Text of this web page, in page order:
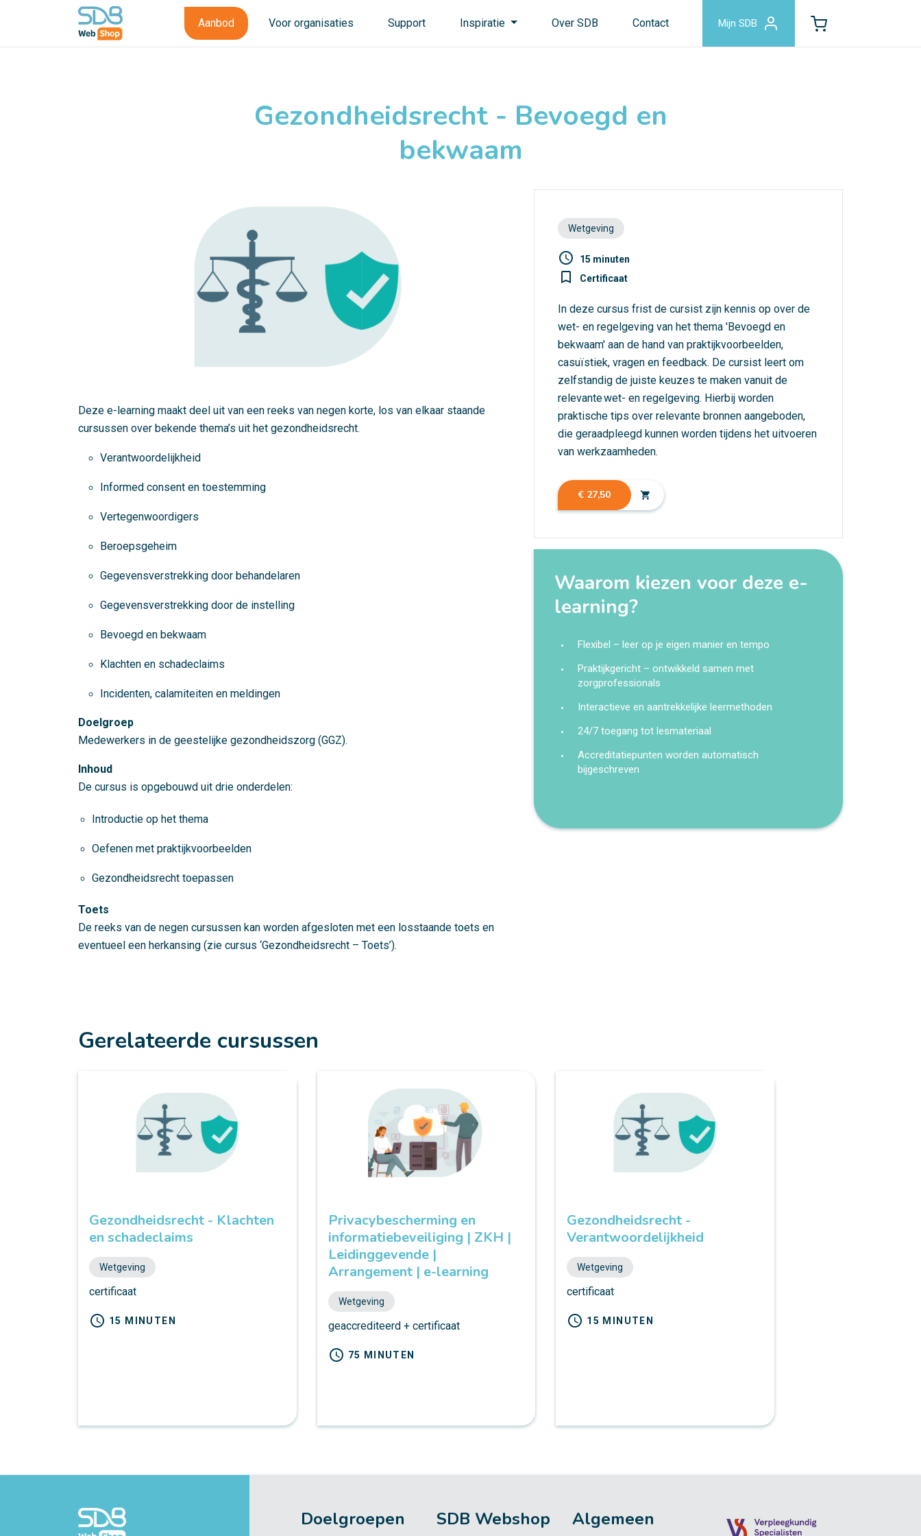
Aanbod Voor organisaties Support Inspiratie Over SDB Contact Mijn SDB
Gezondheidsrecht - Bevoegd en
bekwaam
Deze e-learning maakt deel uit van een reeks van negen korte, los van elkaar staande
cursussen over bekende thema’s uit het gezondheidsrecht.
Verantwoordelijkheid
Informed consent en toestemming
Vertegenwoordigers
Beroepsgeheim
Gegevensverstrekking door behandelaren
Gegevensverstrekking door de instelling
Bevoegd en bekwaam
Klachten en schadeclaims
Incidenten, calamiteiten en meldingen
Doelgroep
Medewerkers in de geestelijke gezondheidszorg (GGZ).
Inhoud
De cursus is opgebouwd uit drie onderdelen:
Introductie op het thema
Oefenen met praktijkvoorbeelden
Gezondheidsrecht toepassen
Toets
De reeks van de negen cursussen kan worden afgesloten met een losstaande toets en
eventueel een herkansing (zie cursus ‘Gezondheidsrecht – Toets’).
Wetgeving
access_time 15 minuten
turned_in_not Certificaat
In deze cursus frist de cursist zijn kennis op over de
wet- en regelgeving van het thema 'Bevoegd en
bekwaam' aan de hand van praktijkvoorbeelden,
casuïstiek, vragen en feedback. De cursist leert om
zelfstandig de juiste keuzes te maken vanuit de
relevante wet- en regelgeving. Hierbij worden
praktische tips over relevante bronnen aangeboden,
die geraadpleegd kunnen worden tijdens het uitvoeren
van werkzaamheden.
€ 27,50 shopping_cart
Waarom kiezen voor deze e-
learning?
Flexibel – leer op je eigen manier en tempo
Praktijkgericht – ontwikkeld samen met
zorgprofessionals
Interactieve en aantrekkelijke leermethoden
24/7 toegang tot lesmateriaal
Accreditatiepunten worden automatisch
bijgeschreven
Gerelateerde cursussen
Gezondheidsrecht - Klachten
en schadeclaims
Wetgeving
certificaat
schedule 15 MINUTEN
Privacybescherming en
informatiebeveiliging | ZKH |
Leidinggevende |
Arrangement | e-learning
Wetgeving
geaccrediteerd + certificaat
schedule 75 MINUTEN
Gezondheidsrecht -
Verantwoordelijkheid
Wetgeving
certificaat
schedule 15 MINUTEN
Doelgroepen SDB Webshop Algemeen